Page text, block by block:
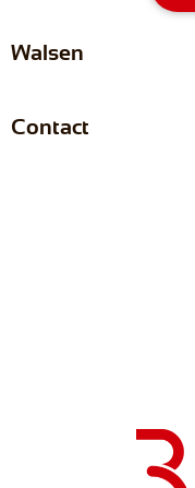
Walsen
Contact